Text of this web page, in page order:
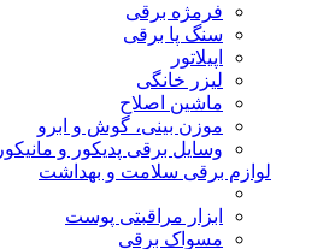
فرمژه برقی
سنگ پا برقی
اپیلاتور
لیزر خانگی
ماشین اصلاح
موزن بینی، گوش و ابرو
وسایل برقی پدیکور و مانیکور
لوازم برقی سلامت و بهداشت
ابزار مراقبتی پوست
مسواک برقی